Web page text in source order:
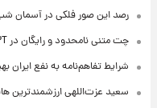
رصد این صور فلکی در آسمان
چت متنی نامحدود و رایگان در ChatGPT
شرایط تفاهم‌نامه به نفع ایران
سعید عزت‌اللهی ارزشمندترین